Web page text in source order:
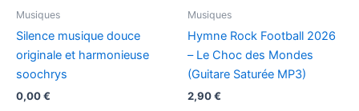
Musiques
Silence musique douce
originale et harmonieuse
soochrys
0,00€
Musiques
Hymne Rock Football 2026
– Le Choc des Mondes
(Guitare Saturée MP3)
2,90€